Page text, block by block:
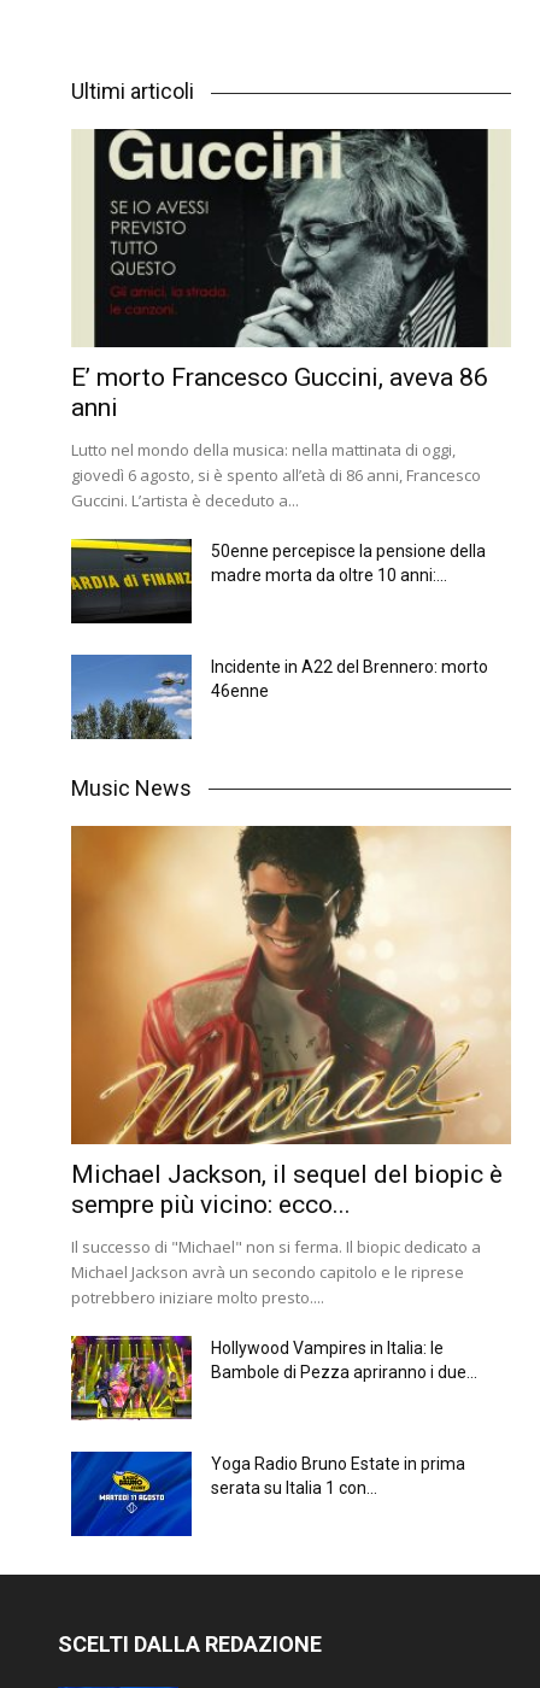
Ultimi articoli
E’ morto Francesco Guccini, aveva 86
anni
Lutto nel mondo della musica: nella mattinata di oggi,
giovedì 6 agosto, si è spento all’età di 86 anni, Francesco
Guccini. L’artista è deceduto a...
50enne percepisce la pensione della
madre morta da oltre 10 anni:...
Incidente in A22 del Brennero: morto
46enne
Music News
Michael Jackson, il sequel del biopic è
sempre più vicino: ecco...
Il successo di "Michael" non si ferma. Il biopic dedicato a
Michael Jackson avrà un secondo capitolo e le riprese
potrebbero iniziare molto presto....
Hollywood Vampires in Italia: le
Bambole di Pezza apriranno i due...
Yoga Radio Bruno Estate in prima
serata su Italia 1 con...
SCELTI DALLA REDAZIONE